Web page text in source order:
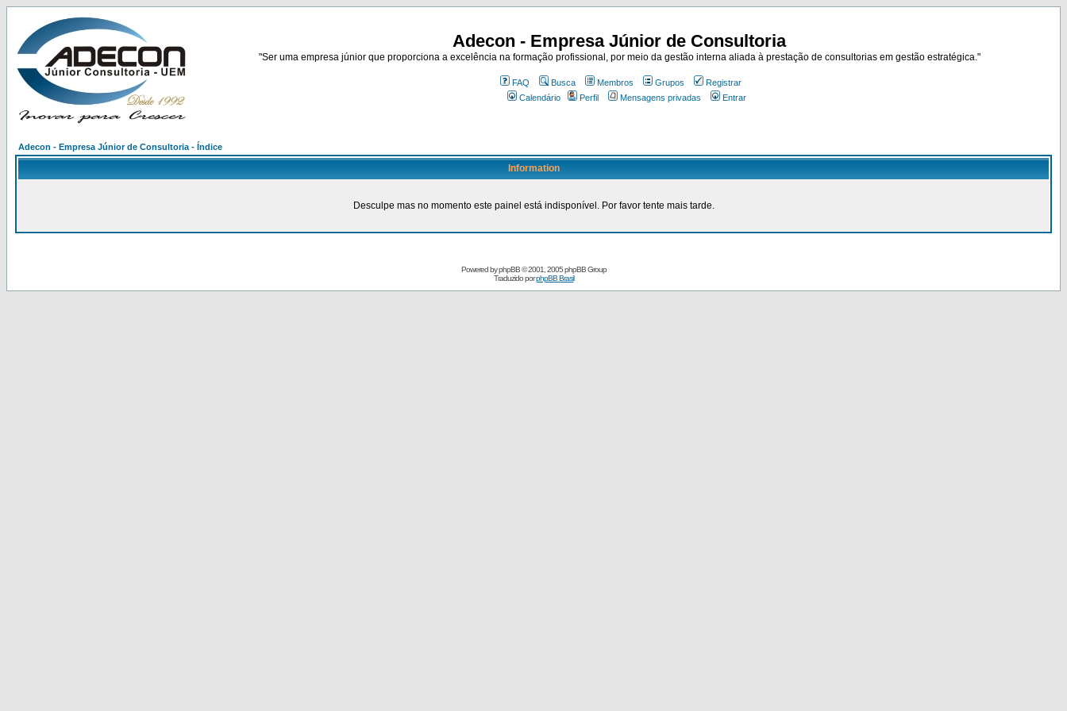
Adecon - Empresa Júnior de Consultoria
"Ser uma empresa júnior que proporciona a excelência na formação profissional, por meio da gestão interna aliada à prestação de consultorias em gestão estratégica."
FAQ Busca Membros Grupos
Registrar
Calendário
Perfil Mensagens privadas Entrar
Adecon - Empresa Júnior de Consultoria - Índice
Information
Desculpe mas no momento este painel está indisponível. Por favor tente mais tarde.
Powered byphpBB© 2001, 2005 phpBB Group
Traduzido porphpBB Brasil